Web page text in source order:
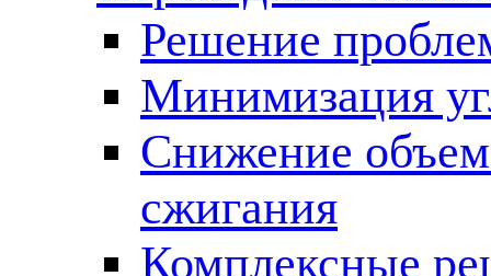
Решение
Минимизация
Снижение
сжигания
Комплексные